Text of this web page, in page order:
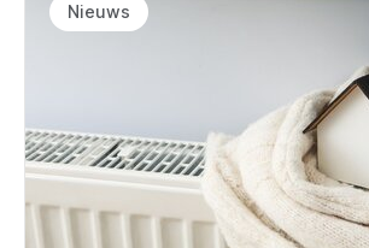
Nieuws